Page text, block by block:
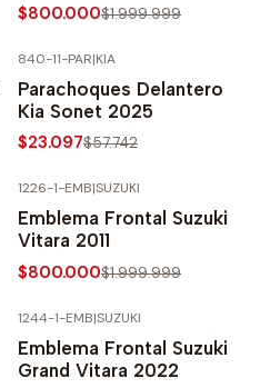
$800.000$1.999.999
840-11-PAR|KIA
Parachoques Delantero
Kia Sonet 2025
$23.097$57.742
1226-1-EMB|SUZUKI
Emblema Frontal Suzuki
Vitara 2011
$800.000$1.999.999
1244-1-EMB|SUZUKI
Emblema Frontal Suzuki
Grand Vitara 2022